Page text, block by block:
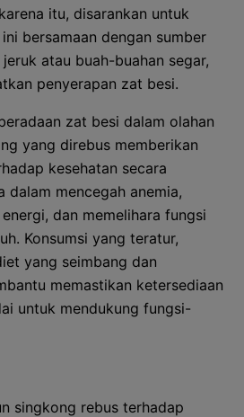
itu, disarankan untuk
bersamaan dengan sumber
atau buah-buahan segar,
penyerapan zat besi.
zat besi dalam olahan
yang direbus memberikan
kesehatan secara
dalam mencegah anemia,
dan memelihara fungsi
Konsumsi yang teratur,
yang seimbang dan
memastikan ketersediaan
untuk mendukung fungsi-
singkong rebus terhadap